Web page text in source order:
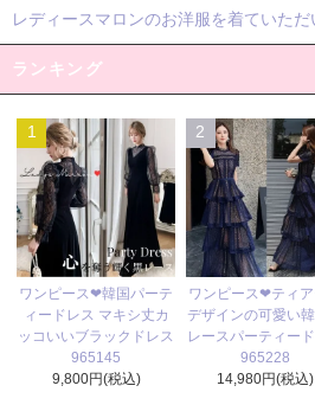
レディースマロンのお洋服を着ていた
ランキング
1
ワンピース❤韓国パーテ
ィードレス マキシ丈カ
ッコいいブラックドレス
965145
9,800円(税込)
2
ワンピース❤ティア
デザインの可愛い
レースパーティー
965228
14,980円(税込)